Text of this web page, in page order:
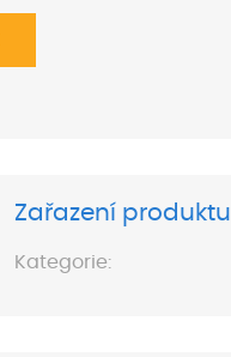
Zařazení produktu
Kategorie: